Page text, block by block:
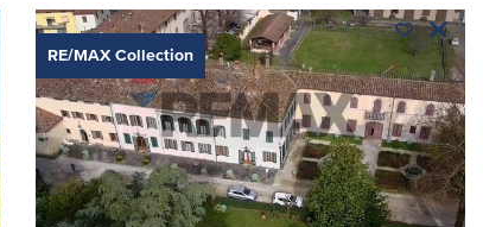
RE/MAX Collection